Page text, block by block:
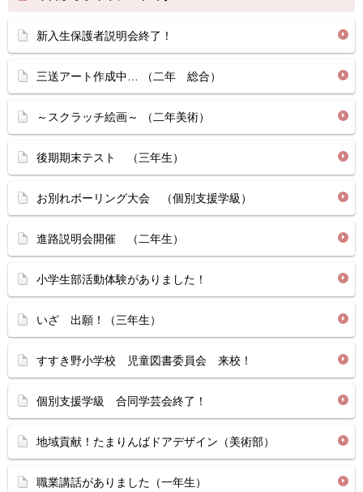
新入生保護者説明会終了！
三送アート作成中… （二年 総合）
～スクラッチ絵画～ （二年美術）
後期期末テスト （三年生）
お別れボーリング大会 （個別支援学級）
進路説明会開催 （二年生）
小学生部活動体験がありました！
いざ 出願！（三年生）
すすき野小学校 児童図書委員会 来校！
個別支援学級 合同学芸会終了！
地域貢献！たまりんばドアデザイン（美術部）
職業講話がありました（一年生）